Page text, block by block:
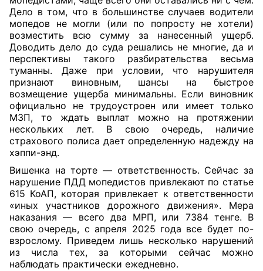
Дело в том, что в большинстве случаев водители
мопедов не могли (или по попросту не хотели)
возместить всю сумму за нанесенный ущерб.
Доводить дело до суда решались не многие, да и
перспективы такого разбирательства весьма
туманны. Даже при условии, что нарушителя
признают виновным, шансы на быстрое
возмещение ущерба минимальны. Если виновник
официально не трудоустроен или имеет только
МЗП, то ждать выплат можно на протяжении
нескольких лет. В свою очередь, наличие
страхового полиса дает определенную надежду на
хэппи-энд.
Вишенка на торте — ответственность. Сейчас за
нарушение ПДД мопедистов привлекают по статье
615 КоАП, которая привлекает к ответственности
«иных участников дорожного движения». Мера
наказания — всего два МРП, или 7384 тенге. В
свою очередь, с апреля 2025 года все будет по-
взрослому. Приведем лишь несколько нарушений
из числа тех, за которыми сейчас можно
наблюдать практически ежедневно.